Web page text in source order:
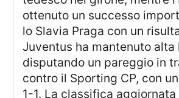
ottenuto un successo
lo Slavia Praga con un
Juventus ha mantenuto alta
disputando un pareggio in
contro il Sporting CP, con
1-1. La classifica